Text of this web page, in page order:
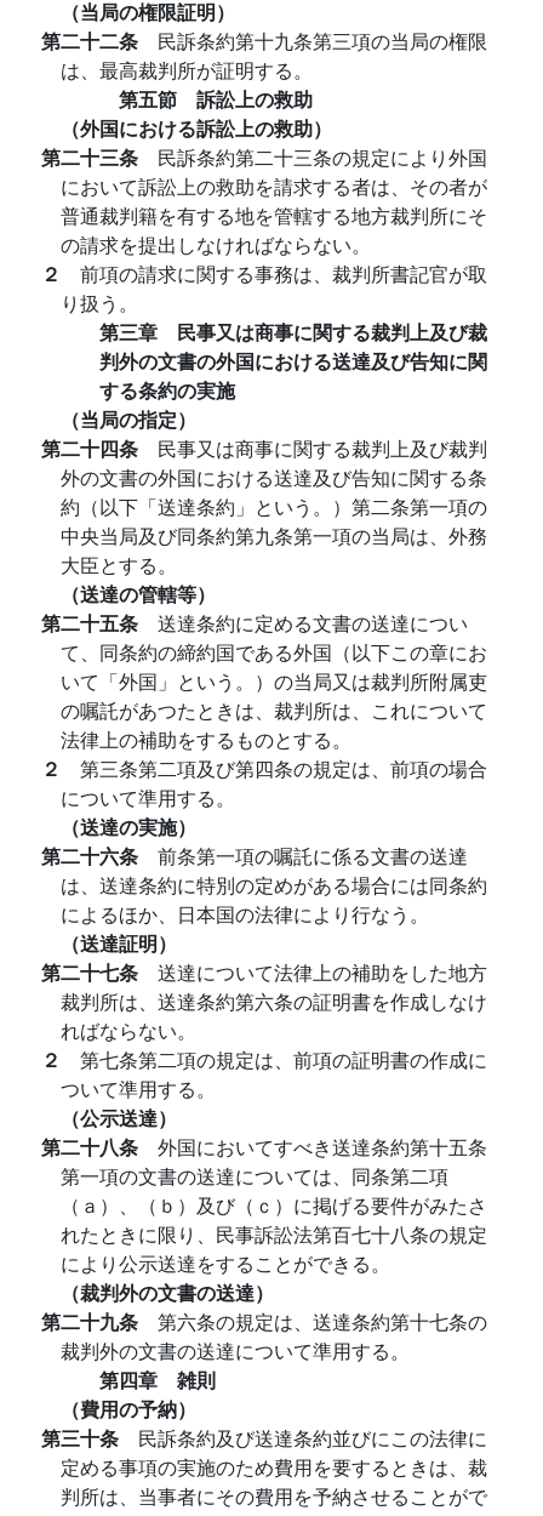
（当局の権限証明）
第二十二条 民訴条約第十九条第三項の当局の権限
は、最高裁判所が証明する。
第五節 訴訟上の救助
（外国における訴訟上の救助）
第二十三条 民訴条約第二十三条の規定により外国
において訴訟上の救助を請求する者は、その者が
普通裁判籍を有する地を管轄する地方裁判所にそ
の請求を提出しなければならない。
２ 前項の請求に関する事務は、裁判所書記官が取
り扱う。
第三章 民事又は商事に関する裁判上及び裁
判外の文書の外国における送達及び告知に関
する条約の実施
（当局の指定）
第二十四条 民事又は商事に関する裁判上及び裁判
外の文書の外国における送達及び告知に関する条
約（以下「送達条約」という。）第二条第一項の
中央当局及び同条約第九条第一項の当局は、外務
大臣とする。
（送達の管轄等）
第二十五条 送達条約に定める文書の送達につい
て、同条約の締約国である外国（以下この章にお
いて「外国」という。）の当局又は裁判所附属吏
の嘱託があつたときは、裁判所は、これについて
法律上の補助をするものとする。
２ 第三条第二項及び第四条の規定は、前項の場合
について準用する。
（送達の実施）
第二十六条 前条第一項の嘱託に係る文書の送達
は、送達条約に特別の定めがある場合には同条約
によるほか、日本国の法律により行なう。
（送達証明）
第二十七条 送達について法律上の補助をした地方
裁判所は、送達条約第六条の証明書を作成しなけ
ればならない。
２ 第七条第二項の規定は、前項の証明書の作成に
ついて準用する。
（公示送達）
第二十八条 外国においてすべき送達条約第十五条
第一項の文書の送達については、同条第二項
（ａ）、（ｂ）及び（ｃ）に掲げる要件がみたさ
れたときに限り、民事訴訟法第百七十八条の規定
により公示送達をすることができる。
（裁判外の文書の送達）
第二十九条 第六条の規定は、送達条約第十七条の
裁判外の文書の送達について準用する。
第四章 雑則
（費用の予納）
第三十条 民訴条約及び送達条約並びにこの法律に
定める事項の実施のため費用を要するときは、裁
判所は、当事者にその費用を予納させることがで